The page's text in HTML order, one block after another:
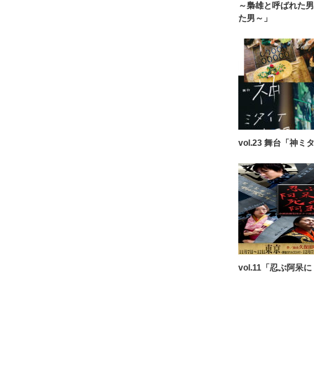
～梟雄と呼ばれた
た男～」
vol.23 舞台「神ミ
vol.11「忍ぶ阿呆に